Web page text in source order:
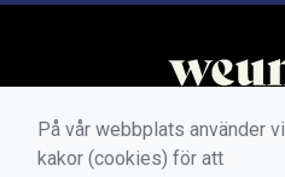
På vår webbplats använder vi
kakor (cookies) för att